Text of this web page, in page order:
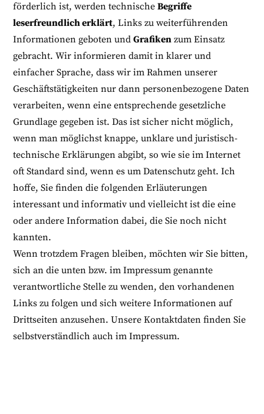
förderlich ist, werden technischeBegriffe
leserfreundlich erklärt, Links zu weiterführenden
Informationen geboten undGrafiken zum Einsatz
gebracht. Wir informieren damit in klarer und
einfacher Sprache, dass wir im Rahmen unserer
Geschäftstätigkeiten nur dann personenbezogene Daten
verarbeiten, wenn eine entsprechende gesetzliche
Grundlage gegeben ist. Das ist sicher nicht möglich,
wenn man möglichst knappe, unklare und juristisch-
technische Erklärungen abgibt, so wie sie im Internet
oft Standard sind, wenn es um Datenschutz geht. Ich
hoffe, Sie finden die folgenden Erläuterungen
interessant und informativ und vielleicht ist die eine
oder andere Information dabei, die Sie noch nicht
kannten.
Wenn trotzdem Fragen bleiben, möchten wir Sie bitten,
sich an die unten bzw. im Impressum genannte
verantwortliche Stelle zu wenden, den vorhandenen
Links zu folgen und sich weitere Informationen auf
Drittseiten anzusehen. Unsere Kontaktdaten finden Sie
selbstverständlich auch im Impressum.